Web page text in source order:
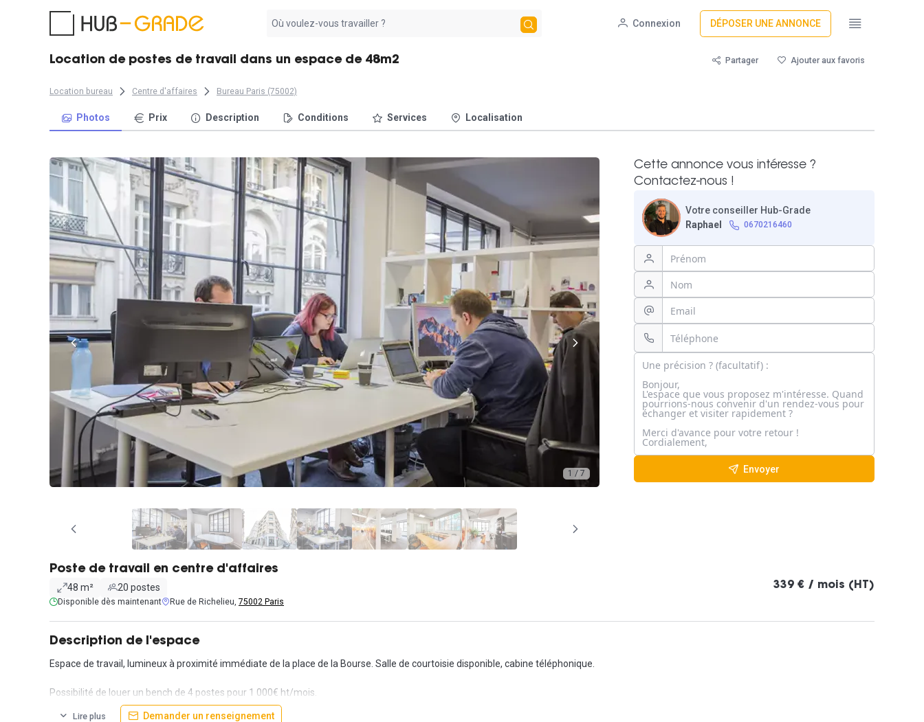
résultat
Connexion DÉPOSER UNE ANNONCE
Location de postes de travail dans un espace de 48m2 Partager Ajouter aux favoris
Location bureau Centre d'affaires Bureau Paris (75002)
Photos Prix Description Conditions Services Localisation
1 / 7
Cette annonce vous intéresse ?
Contactez-nous !
Votre conseiller Hub-Grade
Raphael
0670216460
Envoyer
Poste de travail en centre d'affaires
48 m² 20 postes
Disponible dès maintenant Rue de Richelieu, 75002 Paris
339 € / mois (HT)
Description de l'espace
Espace de travail, lumineux à proximité immédiate de la place de la Bourse. Salle de courtoisie disponible, cabine téléphonique.
Possibilité de louer un bench de 4 postes pour 1 000€ ht/mois.
Lire plus Demander un renseignement